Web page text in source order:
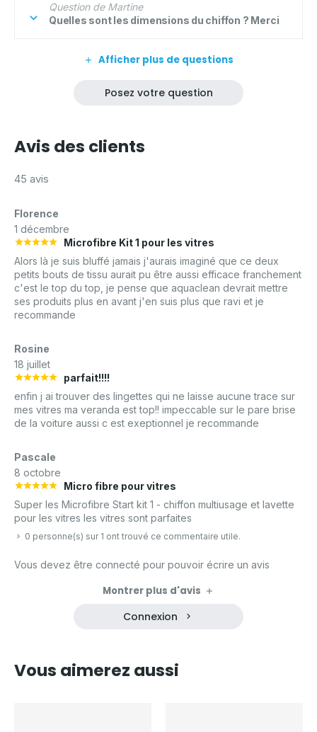
Question de Martine
Quelles sont les dimensions du chiffon ? Merci
Afficher plus de questions
Posez votre question
Avis des clients
45 avis
Florence
1 décembre
Microfibre Kit 1 pour les vitres
Alors là je suis bluffé jamais j'aurais imaginé que ce deux
petits bouts de tissu aurait pu être aussi efficace franchement
c'est le top du top, je pense que aquaclean devrait mettre
ses produits plus en avant j'en suis plus que ravi et je
recommande
Rosine
18 juillet
parfait!!!!
enfin j ai trouver des lingettes qui ne laisse aucune trace sur
mes vitres ma veranda est top!! impeccable sur le pare brise
de la voiture aussi c est exeptionnel je recommande
Pascale
8 octobre
Micro fibre pour vitres
Super les Microfibre Start kit 1 - chiffon multiusage et lavette
pour les vitres les vitres sont parfaites
0 personne(s) sur 1 ont trouvé ce commentaire utile.
Vous devez être connecté pour pouvoir écrire un avis
Montrer plus d'avis
Connexion
Vous aimerez aussi